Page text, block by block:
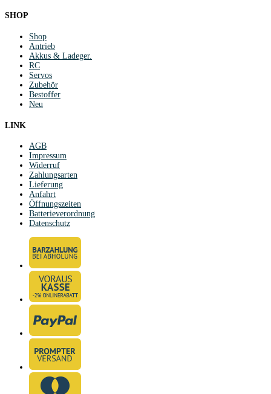
SHOP
Shop
Antrieb
Akkus & Ladeger.
RC
Servos
Zubehör
Bestoffer
Neu
LINK
AGB
Impressum
Widerruf
Zahlungsarten
Lieferung
Anfahrt
Öffnungszeiten
Batterieverordnung
Datenschutz